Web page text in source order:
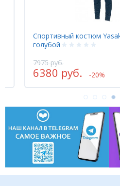
Спортивный костюм
голубой
7975 руб.
6380 руб. -20%